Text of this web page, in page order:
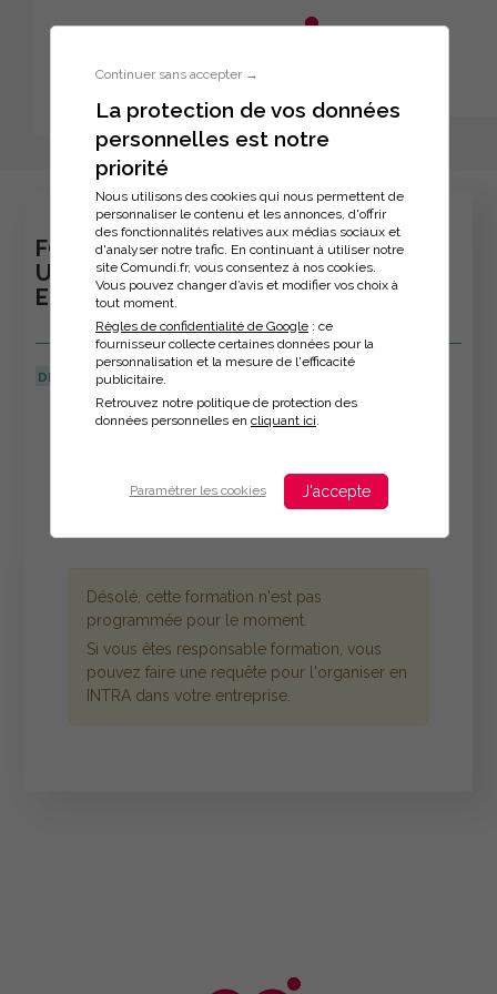
Continuer sans accepter →
La protection de vos données
personnelles est notre
priorité
Nous utilisons des cookies qui nous permettent de
personnaliser le contenu et les annonces, d'offrir
des fonctionnalités relatives aux médias sociaux et
d'analyser notre trafic. En continuant à utiliser notre
site Comundi.fr, vous consentez à nos cookies.
Vous pouvez changer d’avis et modifier vos choix à
tout moment.
Règles de confidentialité de Google : ce
fournisseur collecte certaines données pour la
personnalisation et la mesure de l'efficacité
publicitaire.
Retrouvez notre politique de protection des
données personnelles en cliquant ici
Paramétrer les cookies J'accepte
Inscription à la formation
FORMATION : CONCEVOIR ET ANIMER
UNE PRESENTATION POWERPOINT
EFFICACE
DERNIÈRE MISE À JOUR :
Veuillez décrire votre situation
Désolé, cette formation n'est pas
programmée pour le moment.
Si vous êtes responsable formation, vous
pouvez faire une requête pour l'organiser en
INTRA dans votre entreprise.